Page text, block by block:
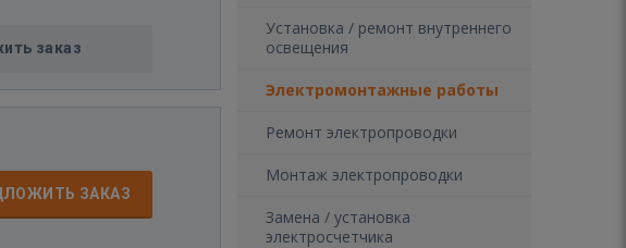
заказ
ЗАКАЗ
Установка / ремонт внутреннего
освещения
Электромонтажные работы
Ремонт электропроводки
Монтаж электропроводки
Замена / установка
электросчетчика